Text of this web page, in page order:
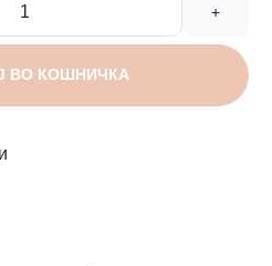
+
ВО КОШНИЧКА